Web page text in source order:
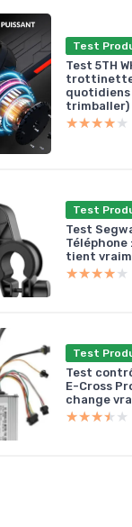
Test
Test 5TH
trottinette
quotidiens
trimballer)
★★★★★
★★★★★
Test
Test
Téléphone
tient
★★★★★
★★★★★
Test
Test
E-Cross
change
★★★★★
★★★★★